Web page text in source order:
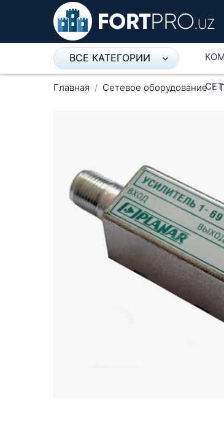
ВСЕ КАТЕГОРИИ
Микрофон
Спикерфон
Модемы ADSL, Wan/Lan
Роутеры, Wi-Fi
IP Телефония
Стереосистемы
Серверное оборудование
Главная Сетевое оборудование